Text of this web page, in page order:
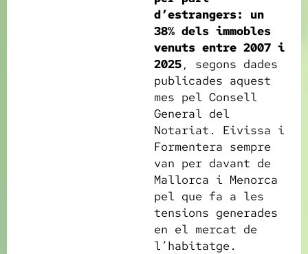
d’estrangers: un
38% dels immobles
venuts entre 2007 i
2025, segons dades
publicades aquest
mes pel Consell
General del
Notariat. Eivissa i
Formentera sempre
van per davant de
Mallorca i Menorca
pel que fa a les
tensions generades
en el mercat de
l’habitatge.